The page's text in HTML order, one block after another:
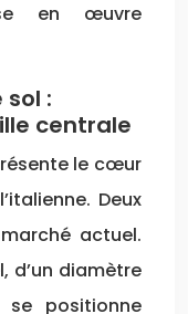
en œuvre
:
centrale
le cœur
Deux
actuel.
d’un diamètre
se positionne